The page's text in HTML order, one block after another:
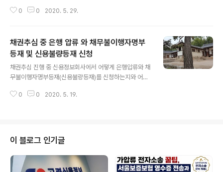
류를 들어 갈 수 있는데, 무조건적인 유체동산 압류는 효과
로 판결문을 받은 상태인데 개인 채무자는 신용과 재산이
다. 채무자 법인은 사업자 대표를 친척앞으로 하고, 불법 체
류자를 고용해서 운영중에 있으며, 법단속을 피해 교묘히
운영중에 있습니다. 김팀장이 현장에 처음 갔을때는 뒷문
은 항상 열려 있었지만, 현재는 뒷문도 굳게 닫혀있는 상황
입니다. 채권자에게 상황 설명을 하고 법무사를 통해 유체
동산 압류를 신청했으며, 김팀장이 직접 대리인으로 참가
0 0 2020. 5. 29.
채권추심 중 은행 압류 와 채무불이행자명부
등재 및 신용불량등재 신청
채권추심 진행 중 신용정보회사에서 어떻게 은행압류와 채
무불이행자명부등재(신용불량등재)를 신청하는지와 어느
설명 드리겠습니다. 채권금액은 5억, 채권자는 "김팀장 채
처도 불명확하다고 합니다. 김팀장은 연락을 받고 즉시 사
무실에서 면담을 합니다. 채무자 상황을 먼저 파악한 후 법
진행을 들어가되, 형사고소는 먼저 들어가자고 합니다. "형
법 제347조 기망과 이득(남을 속여 자기 이득을 취함)" 부
0 0 2020. 5. 19.
이 블로그 인기글